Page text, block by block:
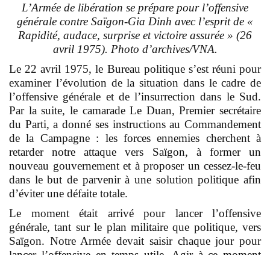
L’Armée de libération se prépare pour l’offensive
générale contre Saïgon-Gia Dinh avec l’esprit de «
Rapidité, audace, surprise et victoire assurée » (26
avril 1975). Photo d’archives/VNA.
Le 22 avril 1975, le Bureau politique s’est réuni pour
examiner l’évolution de la situation dans le cadre de
l’offensive générale et de l’insurrection dans le Sud.
Par la suite, le camarade Le Duan, Premier secrétaire
du Parti, a donné ses instructions au Commandement
de la Campagne : les forces ennemies cherchent à
retarder notre attaque vers Saïgon, à former un
nouveau gouvernement et à proposer un cessez-le-feu
dans le but de parvenir à une solution politique afin
d’éviter une défaite totale.
Le moment était arrivé pour lancer l’offensive
générale, tant sur le plan militaire que politique, vers
Saïgon. Notre Armée devait saisir chaque jour pour